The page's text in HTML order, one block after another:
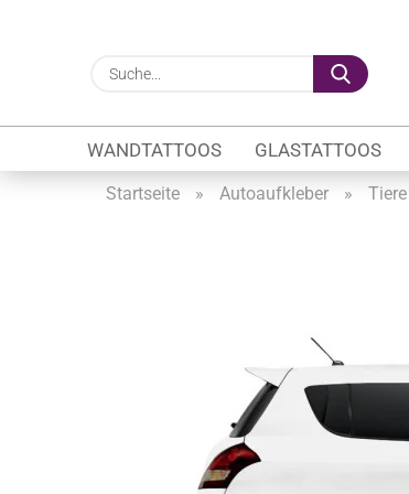
WANDTATTOOS GLASTATTOOS
Startseite » Autoaufkleber » Tiere